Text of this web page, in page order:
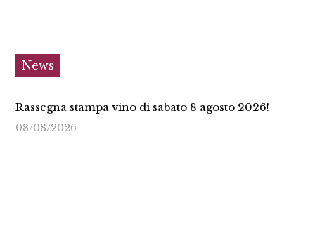
News
Rassegna stampa vino di sabato 8 agosto 2026!
08/08/2026